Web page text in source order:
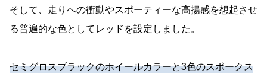
そして、走りへの衝動やスポーティーな高揚感を想起させ
る普遍的な色としてレッドを設定しました。
セミグロスブラックのホイールカラーと3色のスポークス